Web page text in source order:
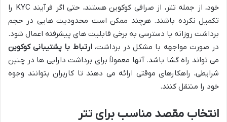
خود، از جمله تتر، از صرافی کوکوین هستند، حتی اگر فرآیند KYC را
تکمیل نکرده باشند. هرچند ممکن است محدودیت هایی در حجم
برداشت روزانه یا دسترسی به برخی قابلیت های پیشرفته اعمال شود.
در صورت مواجهه با مشکل در برداشت،ارتباط با پشتیبانی کوکوین
می تواند راه گشا باشد. آنها معمولاً برای برداشت دارایی ها در چنین
شرایطی، راهکارهای موقتی ارائه می دهند تا کاربران بتوانند وجوه
خود را منتقل کنند.
انتخاب مقصد مناسب برای تتر